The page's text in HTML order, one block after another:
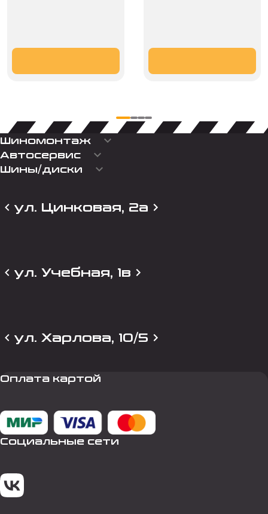
Шиномонтаж keyboard_arrow_down
Автосервис keyboard_arrow_down
Шины/диски keyboard_arrow_down
ул. Цинковая, 2а
ул. Учебная, 1в
ул. Харлова, 10/5
Оплата картой
Социальные сети